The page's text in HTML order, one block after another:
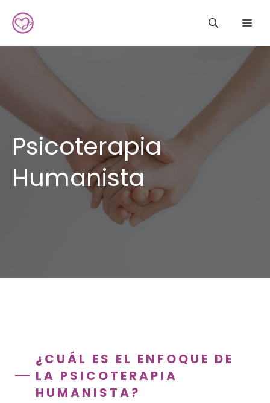
Psicoterapia
Humanista
¿CUÁL ES EL ENFOQUE DE
LA PSICOTERAPIA
HUMANISTA?